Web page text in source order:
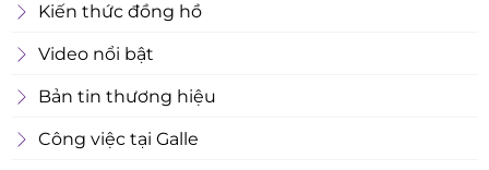
Kiến thức đồng hồ
Video nổi bật
Bản tin thương hiệu
Công việc tại Galle